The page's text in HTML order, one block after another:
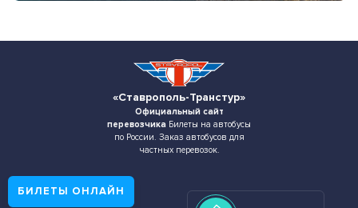
«Ставрополь-Транстур»
Официальный сайт
перевозчика Билеты на автобусы
по России. Заказ автобусов для
частных перевозок.
БИЛЕТЫ ОНЛАЙН